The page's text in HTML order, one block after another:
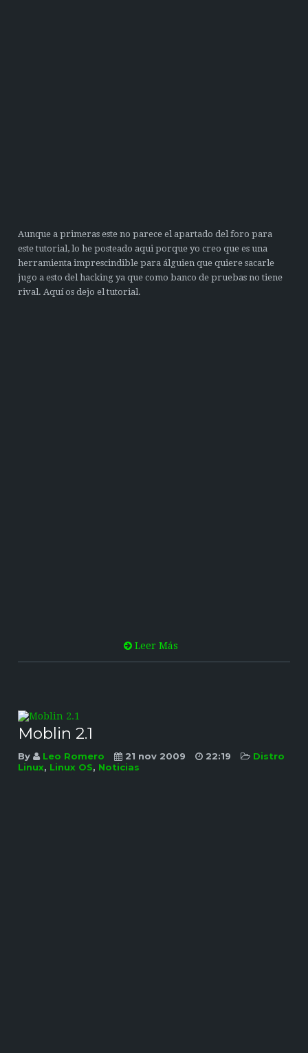
Aunque a primeras este no parece el apartado del foro para
este tutorial, lo he posteado aqui porque yo creo que es una
herramienta imprescindible para álguien que quiere sacarle
jugo a esto del hacking ya que como banco de pruebas no tiene
rival. Aquí os dejo el tutorial.
Leer Más
Moblin 2.1
By Leo Romero 21 nov 2009 22:19
Distro
Linux, Linux OS, Noticias